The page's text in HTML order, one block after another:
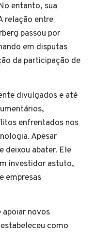
entanto, sua
relação entre
passou por
em disputas
da participação de
divulgados e até
enfrentados nos
Apesar
deixou abater. Ele
investidor astuto,
empresas
apoiar novos
como